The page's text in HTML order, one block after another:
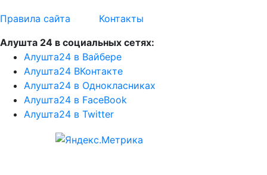
Правила сайта
Контакты
Алушта 24 в социальных сетях:
Алушта24 в Вайбере
Алушта24 ВКонтакте
Алушта24 в Однокласниках
Алушта24 в FaceBook
Алушта24 в Twitter